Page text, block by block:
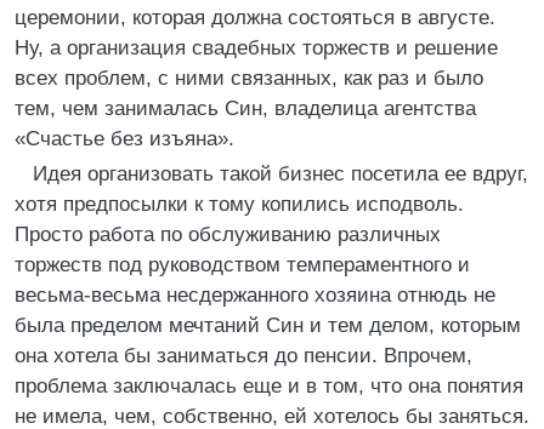
церемонии, которая должна состояться в августе.
Ну, а организация свадебных торжеств и решение
всех проблем, с ними связанных, как раз и было
тем, чем занималась Син, владелица агентства
«Счастье без изъяна».
Идея организовать такой бизнес посетила ее вдруг,
хотя предпосылки к тому копились исподволь.
Просто работа по обслуживанию различных
торжеств под руководством темпераментного и
весьма-весьма несдержанного хозяина отнюдь не
была пределом мечтаний Син и тем делом, которым
она хотела бы заниматься до пенсии. Впрочем,
проблема заключалась еще и в том, что она понятия
не имела, чем, собственно, ей хотелось бы заняться.